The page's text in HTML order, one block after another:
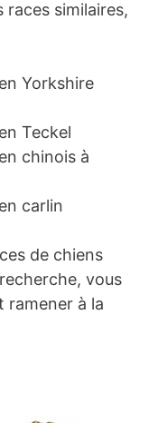
races similaires,
Yorkshire
Teckel
chinois à
carlin
de chiens
vous
ramener à la